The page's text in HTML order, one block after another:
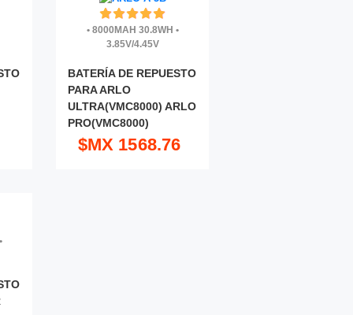
•8000MAH 30.8WH •
3.85V/4.45V
BATERÍA DE REPUESTO
PARA ARLO
ULTRA(VMC8000) ARLO
PRO(VMC8000)
$MX 1568.76